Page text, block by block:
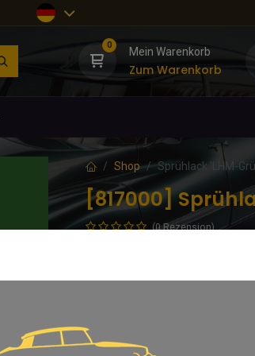
0
Mein Warenkorb
Zum Warenkorb
Shop Sprühlack 'LHM-
[817000]
(0 Rezension)
Echtes LHM-Grün, gemischt
24,85€
In